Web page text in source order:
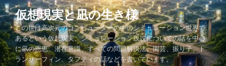
コ
ン
テ
ン
ツ
仮想現実と凪の生き様
この世は高次元のコンピューターの中のシミュレーション世界で
あるという仮想現実、シミュレーション仮説についての話を中心
に凪の恩恵、潜在意識、すべての問題解決法、園芸、振り子、ト
ランサーフィン、タフティの話などを書いています。